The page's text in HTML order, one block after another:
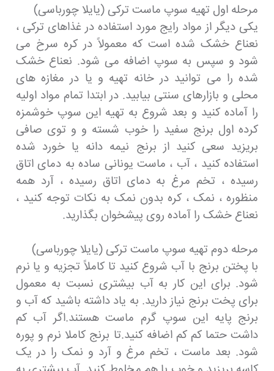
مرحله اول تهیه سوپ ماست ترکی (یایلا چورباسی)
یکی دیگر از مواد رایج مورد استفاده در غذاهای ترکی ،
نعناع خشک شده است که معمولاً در کره سرخ می
شود و سپس به سوپ اضافه می شود. نعناع خشک
شده را می توانید در خانه تهیه و یا در مغازه های
محلی و بازارهای سنتی بیابید. در ابتدا تمام مواد اولیه
را آماده کنید و بعد شروع به تهیه این سوپ خوشمزه
کرده اول برنج سفید را خوب شسته و و توی صافی
بریزید سعی کنید از برنج نیمه دانه یا خورد شده
استفاده کنید ، آب ، ماست یونانی ساده به دمای اتاق
رسیده ، تخم مرغ به دمای اتاق رسیده ، آرد همه
منظوره ، نمک ، کره بدون نمک به نکات توجه کنید ،
نعناع خشک را آماده روی پیشخوان بگذارید.
مرحله دوم تهیه سوپ ماست ترکی (یایلا چورباسی)
با پختن برنج با آب شروع کنید تا کاملاً تجزیه و یا نرم
شود. برای این کار به آب بیشتری نسبت به معمول
برای پخت برنج نیاز دارید. به یاد داشته باشید که آب و
برنج پایه این سوپ گرم ماست هستند.اگر آب کم
داشت حتما کم کم اضافه کنید.تا برنج کاملا نرم و پوره
شود. بعد ماست ، تخم مرغ و آرد و نمک را در یک